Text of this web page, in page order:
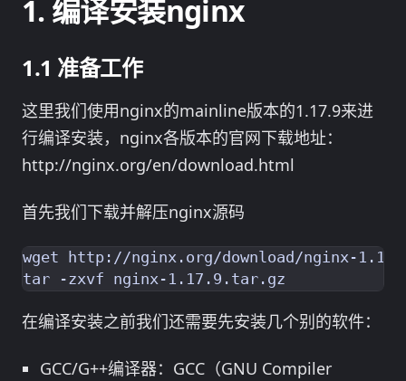
编译安装nginx
准备工作
这里我们使用nginx的mainline版本的1.17.9来进
行编译安装，nginx各版本的官网下载地址：
http://nginx.org/en/download.html
首先我们下载并解压nginx源码
wget http://nginx.org/download/nginx-
在编译安装之前我们还需要先安装几个别的软件：
GCC/G++编译器：GCC（GNU Compiler